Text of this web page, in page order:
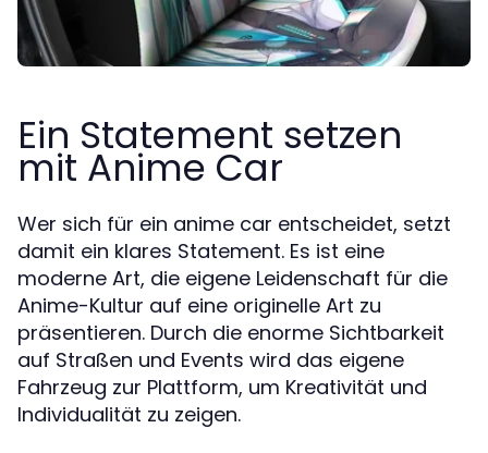
Ein Statement setzen
mit Anime Car
Wer sich für ein anime car entscheidet, setzt
damit ein klares Statement. Es ist eine
moderne Art, die eigene Leidenschaft für die
Anime-Kultur auf eine originelle Art zu
präsentieren. Durch die enorme Sichtbarkeit
auf Straßen und Events wird das eigene
Fahrzeug zur Plattform, um Kreativität und
Individualität zu zeigen.